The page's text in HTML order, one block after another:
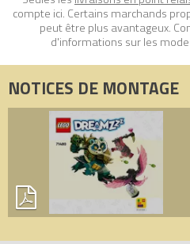
compte ici. Certains marchands
peut être plus avantageux.
d'informations sur les
NOTICES DE MONTAGE